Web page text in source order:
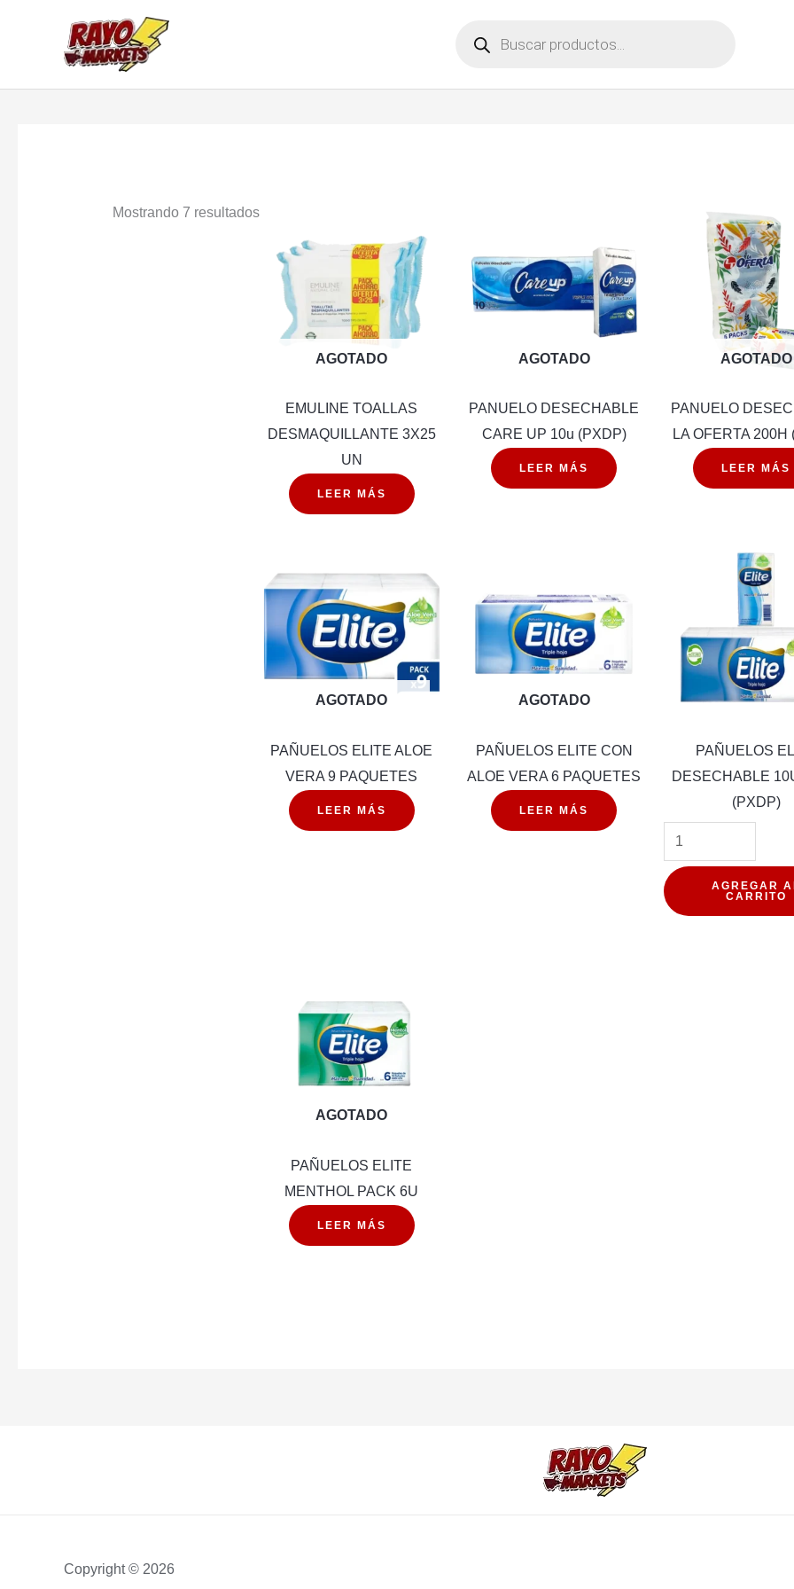
productos
Mostrando 7 resultados
AGOTADO
EMULINE TOALLAS
DESMAQUILLANTE 3X25
UN
LEER MÁS
AGOTADO
PANUELO DESECHABLE
CARE UP 10u (PXDP)
LEER MÁS
AGOTADO
PANUELO
LA OFERTA 200H
LEER MÁS
AGOTADO
PAÑUELOS ELITE ALOE
VERA 9 PAQUETES
LEER MÁS
AGOTADO
PAÑUELOS ELITE CON
ALOE VERA 6 PAQUETES
LEER MÁS
PAÑUELOS
DESECHABLE
(PXDP)
AGREGAR
CARRITO
AGOTADO
PAÑUELOS ELITE
MENTHOL PACK 6U
LEER MÁS
Copyright © 2026